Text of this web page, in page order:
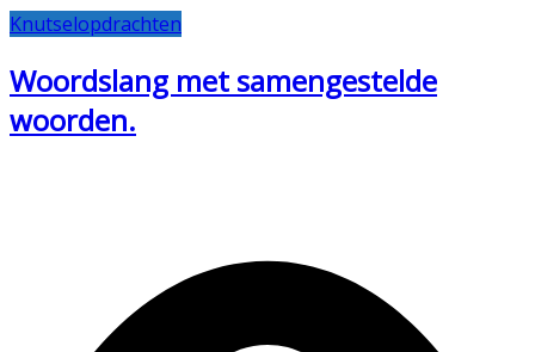
Knutselopdrachten
Woordslang met samengestelde
woorden.